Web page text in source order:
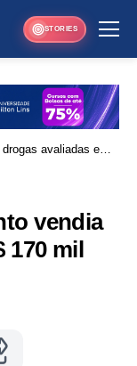
STORIES
avaliadas em
vendia
170 mil